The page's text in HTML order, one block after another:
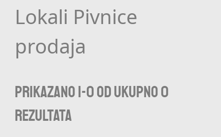
Lokali Pivnice
prodaja
Prikazano 1-0 od ukupno 0
rezultata